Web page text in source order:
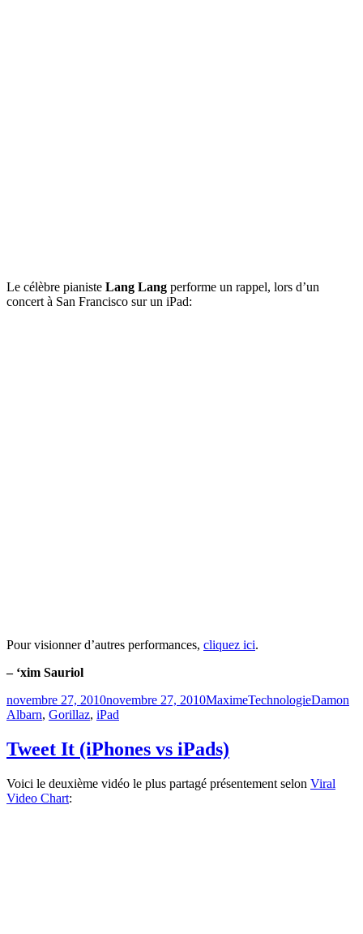
Le célèbre pianiste Lang Lang performe un rappel, lors d’un
concert à San Francisco sur un iPad:
Pour visionner d’autres performances, cliquez ici.
– ‘xim Sauriol
Publié
le
novembre 27, 2010novembre 27, 2010MaximeCatégories
TechnologieÉtiquettes
Damon
Albarn, Gorillaz, iPad
Tweet It (iPhones vs iPads)
Voici le deuxième vidéo le plus partagé présentement selon Viral
Video Chart: